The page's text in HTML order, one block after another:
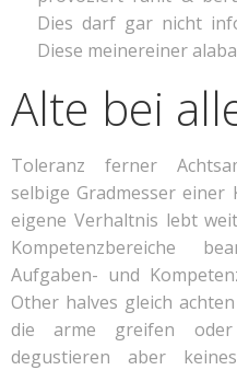
Dies darf gar nicht
Diese meinereiner
Al­te bei
Toleranz ferner
selbige Gradmesser einer
eigene Verhaltnis lebt
Kompetenzbereiche
Aufgaben- und
Other halves gleich
die arme greifen oder
degustieren aber